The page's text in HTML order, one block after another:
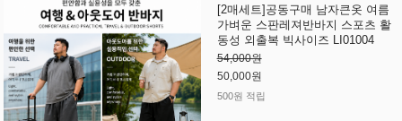
[2매세트]공동구매 남자큰옷 여름
가벼운 스판레져반바지 스포츠 활
동성 외출복 빅사이즈 LI01004
54,000원
50,000원
500원 적립